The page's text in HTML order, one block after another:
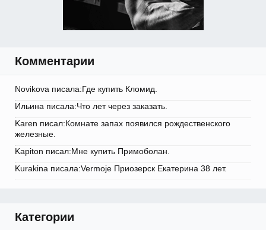
Комментарии
Novikova писала:Где купить Кломид.
Ильина писала:Что лет через заказать.
Karen писал:Комнате запах появился рождественского
железные.
Kapiton писал:Мне купить Примоболан.
Kurakina писала:Vermoje Приозерск Екатерина 38 лет.
Категории